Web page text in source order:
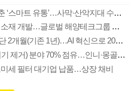
AI로 활수산물 폐사율 낮춘 ‘스마트 유통’…사막·산악지대 수출 도전
선용품 넘어 방탄·불연 신소재 개발…글로벌 해양테크그룹 도전장
신발 기획부터 생산까지 단 2개월(기존 1년)…AI 혁신으로 2030년 상장 목표
국내 하·폐수 전처리(찌꺼기 제거) 분야 70% 점유…인니·몽골시장도 ‘노크’
세 필터 대기업 납품…상장 채비